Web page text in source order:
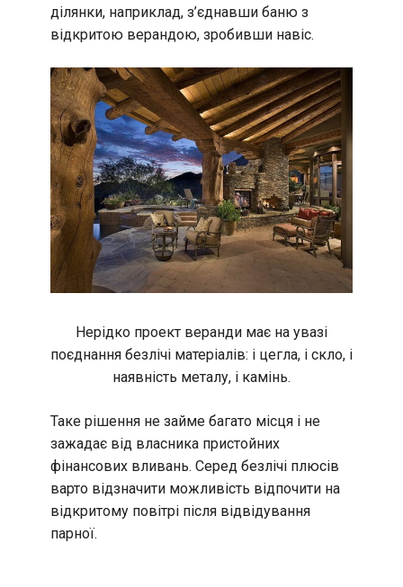
ділянки, наприклад, з’єднавши баню з
відкритою верандою, зробивши навіс.
Нерідко проект веранди має на увазі
поєднання безлічі матеріалів: і цегла, і скло, і
наявність металу, і камінь.
Таке рішення не займе багато місця і не
зажадає від власника пристойних
фінансових вливань. Серед безлічі плюсів
варто відзначити можливість відпочити на
відкритому повітрі після відвідування
парної.